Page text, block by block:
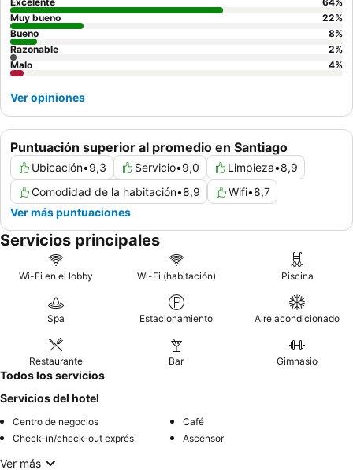
vistas de la ciudad.
Puntuación superior al promedio en Santiago
Ubicación•9,3 Servicio•9,0 Limpieza•8,9
Comodidad de la habitación•8,9 Wifi•8,7
Ver más puntuaciones
Muy bueno
22%
Bueno
8%
Razonable
2%
Malo
4%
Ver opiniones
Servicios principales
Wi-Fi en el lobby Wi-Fi (habitación) Piscina
Spa Estacionamiento Aire acondicionado
Restaurante Bar Gimnasio
Todos los servicios
Servicios del hotel
Centro de negocios
Café
Check-in/check-out exprés
Ascensor
Ver más